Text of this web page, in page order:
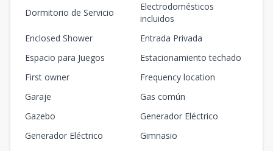
Dormitorio de Servicio
Electrodomésticos
incluidos
Enclosed Shower
Entrada Privada
Espacio para Juegos
Estacionamiento techado
First owner
Frequency location
Garaje
Gas común
Gazebo
Generador Eléctrico
Generador Eléctrico
Gimnasio